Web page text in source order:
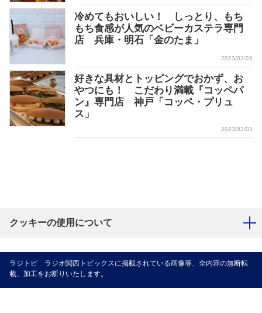
冷めてもおいしい！ しっとり、もち
もち食感が人気のベビーカステラ専門
店 兵庫・明石「金のたま」
2023/02/28
好きな具材とトッピングでおかず、お
やつにも！ こだわり満載『コッペパ
ン』専門店 神戸「コッペ・プリュ
ス」
2023/02/03
クッキーの使用について
ラジトピ ラジオ関西トピックスに掲載されている画像等、全内容の無断転
載、加工をお断りいたします。